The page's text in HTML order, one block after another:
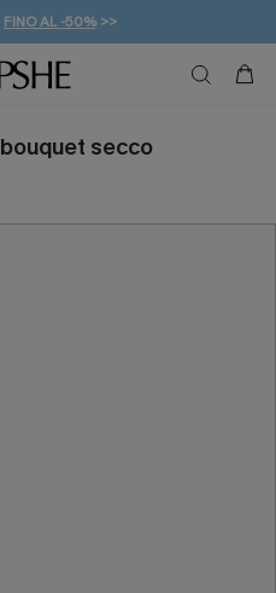
FINO AL -50%>>
DA 49€
20% DI SCONTO*
secco